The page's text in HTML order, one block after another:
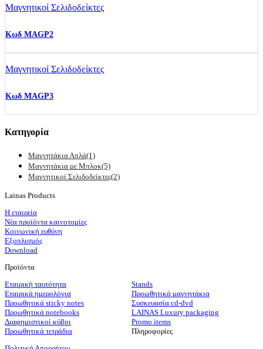
Μαγνητικοί Σελιδοδείκτες
Κωδ MAGP2
Μαγνητικοί Σελιδοδείκτες
Κωδ MAGP3
Κατηγορία
Μαγνητάκια Απλά(1)
Μαγνητάκια με Μπλοκ(5)
Μαγνητικοί Σελιδοδείκτες(2)
Lainas Products
Η εταιρεία
Νέα προϊόντα καινοτομίες
Κοινωνική ευθύνη
Εξοπλισμός
Download
Προϊόντα
Εταιρική ταυτότητα
Εταιρικά ημερολόγια
Προωθητικά sticky notes
Προωθητικά notebooks
Διαφημιστικοί κύβοι
Προωθητικά τετράδια
Stands
Προωθητικά μαγνητάκια
Συσκευασία cd-dvd
LAINAS Luxury packaging
Promo items
Πληροφορίες